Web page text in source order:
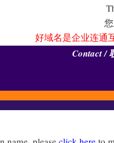
好域名是企业连通
Contact /